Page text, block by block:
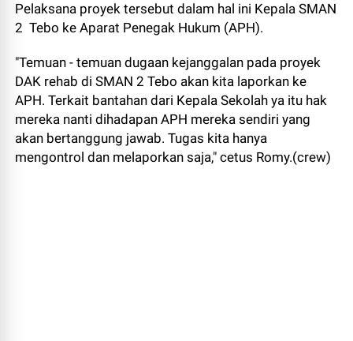
Pelaksana proyek tersebut dalam hal ini Kepala SMAN
2 Tebo ke Aparat Penegak Hukum (APH).
"Temuan - temuan dugaan kejanggalan pada proyek
DAK rehab di SMAN 2 Tebo akan kita laporkan ke
APH. Terkait bantahan dari Kepala Sekolah ya itu hak
mereka nanti dihadapan APH mereka sendiri yang
akan bertanggung jawab. Tugas kita hanya
mengontrol dan melaporkan saja," cetus Romy.(crew)